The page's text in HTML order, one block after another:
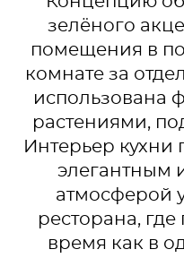
зелёного
помещения в
комнате за
использована
растениями,
Интерьер кухни
элегантным
атмосферой
ресторана,
время как в